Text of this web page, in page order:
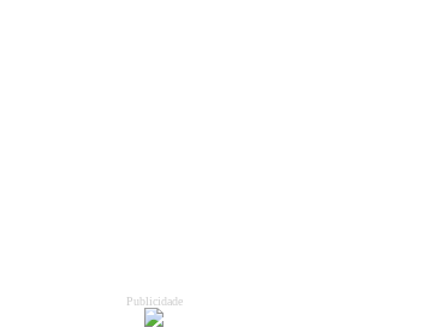
Publicidade